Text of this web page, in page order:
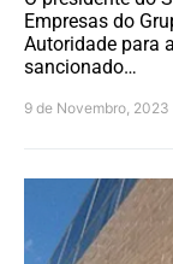
Empresas do
Autoridade para
sancionado…
9 de Novembro, 2023